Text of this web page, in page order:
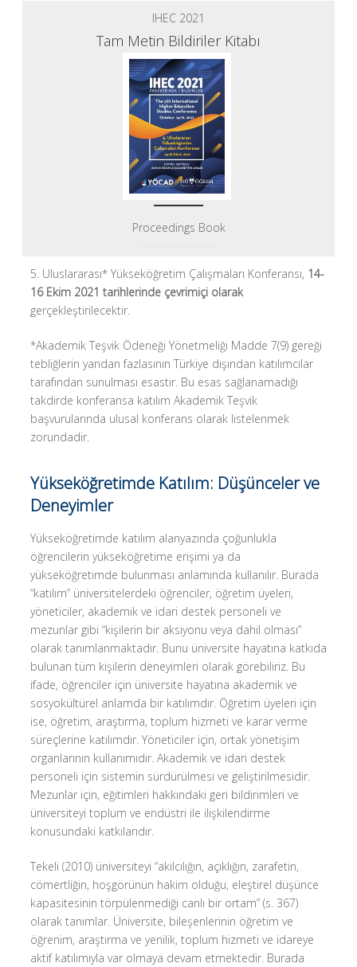
IHEC 2021
Tam Metin Bildiriler Kitabı
Proceedings Book
5. Uluslararası* Yükseköğretim Çalışmaları Konferansı, 14-
16 Ekim 2021 tarihlerinde çevrimiçi olarak
gerçekleştirilecektir.
*Akademik Teşvik Ödeneği Yönetmeliği Madde 7(9) gereği
tebliğlerin yarıdan fazlasının Türkiye dışından katılımcılar
tarafından sunulması esastır. Bu esas sağlanamadığı
takdirde konferansa katılım Akademik Teşvik
başvurularında ulusal konferans olarak listelenmek
zorundadir.
Yükseköğretimde Katılım: Düşünceler ve
Deneyimler
Yükseköğretimde katılım alanyazında çoğunlukla
öğrencilerin yükseköğretime erişimi ya da
yükseköğretimde bulunması anlamında kullanılır. Burada
“katılım” üniversitelerdeki öğrenciler, öğretim üyeleri,
yöneticiler, akademik ve idari destek personeli ve
mezunlar gibi “kişilerin bir aksiyonu veya dahil olması”
olarak tanımlanmaktadır. Bunu üniversite hayatına katkıda
bulunan tüm kişilerin deneyimleri olarak görebiliriz. Bu
ifade, öğrenciler için üniversite hayatına akademik ve
sosyokültürel anlamda bir katılımdır. Öğretim üyeleri için
ise, öğretim, araştırma, toplum hizmeti ve karar verme
süreçlerine katılımdır. Yöneticiler için, ortak yönetişim
organlarının kullanımıdır. Akademik ve idari destek
personeli için sistemin sürdürülmesi ve geliştirilmesidir.
Mezunlar için, eğitimleri hakkındaki geri bildirimleri ve
üniversiteyi toplum ve endüstri ile ilişkilendirme
konusundaki katkılarıdır.
Tekeli (2010) üniversiteyi “akılcılığın, açıklığın, zarafetin,
cömertliğin, hoşgörünün hakim olduğu, eleştirel düşünce
kapasitesinin törpülenmediği canlı bir ortam” (s. 367)
olarak tanımlar. Üniversite, bileşenlerinin öğretim ve
öğrenim, araştırma ve yenilik, toplum hizmeti ve idareye
aktif katılımıyla var olmaya devam etmektedir. Burada